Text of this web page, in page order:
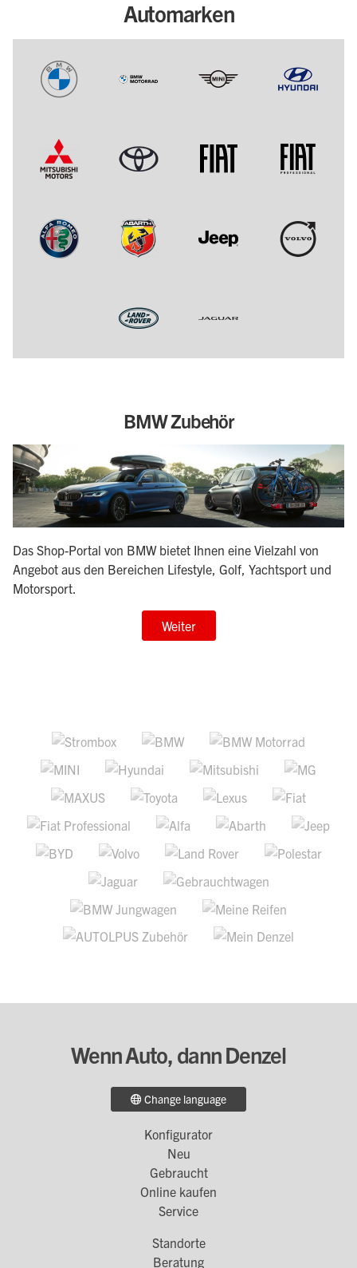
Automarken
BMW Zubehör
Das Shop-Portal von BMW bietet Ihnen eine Vielzahl von
Angebot aus den Bereichen Lifestyle, Golf, Yachtsport und
Motorsport.
Weiter
Wenn Auto, dann Denzel
Change language
Konfigurator
Neu
Gebraucht
Online kaufen
Service
Standorte
Beratung